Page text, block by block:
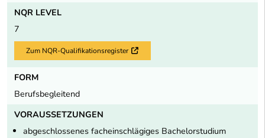
NQR LEVEL
7
Zum NQR-Qualifikationsregister Externer Link
FORM
Berufsbegleitend
VORAUSSETZUNGEN
abgeschlossenes facheinschlägiges Bachelorstudium